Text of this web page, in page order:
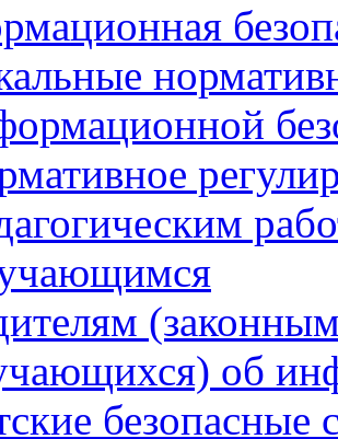
об
безопасные